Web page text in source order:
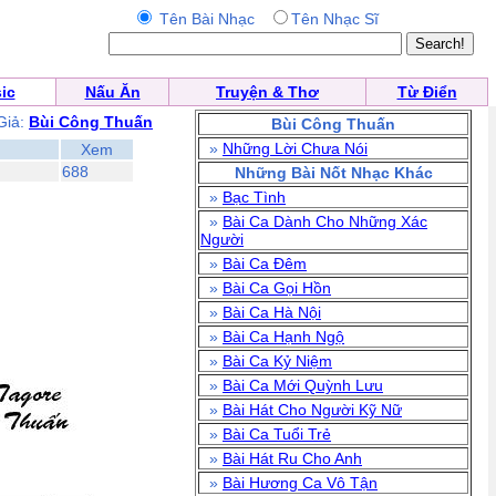
Tên Bài Nhạc Tên Nhạc Sĩ
Nấu Ăn Truyện & Thơ
Từ Điển
Bùi Công Thuấn
Xem
688
Bùi Công Thuấn
» Những Lời Chưa Nói
Những Bài Nốt Nhạc Khác
» Bạc Tình
» Bài Ca Dành Cho Những Xác
Người
» Bài Ca Đêm
» Bài Ca Gọi Hồn
» Bài Ca Hà Nội
» Bài Ca Hạnh Ngộ
» Bài Ca Kỷ Niệm
» Bài Ca Mới Quỳnh Lưu
» Bài Hát Cho Người Kỹ Nữ
» Bài Ca Tuổi Trẻ
» Bài Hát Ru Cho Anh
» Bài Hương Ca Vô Tận